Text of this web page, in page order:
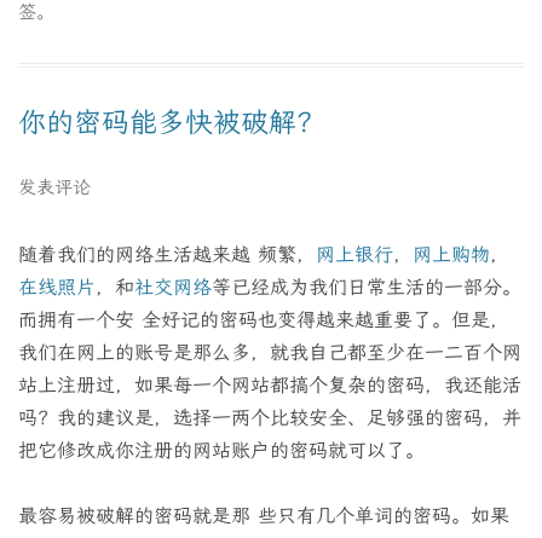
签。
你的密码能多快被破解？
发表评论
随着我们的网络生活越来越 频繁， 网上银行， 网上购物，
在线照片 ，和社交网络等已经成为我们日常生活的一部分。
而拥有一个安 全好记的密码也变得越来越重要了。但是，
我们在网上的账号是那么多，就我自己都至少在一二百个网
站上注册过，如果每一个网站都搞个复杂的密码，我还能活
吗？我的建议是，选择一两个比较安全、足够强的密码，并
把它修改成你注册的网站账户的密码就可以了。
最容易被破解的密码就是那 些只有几个单词的密码。如果